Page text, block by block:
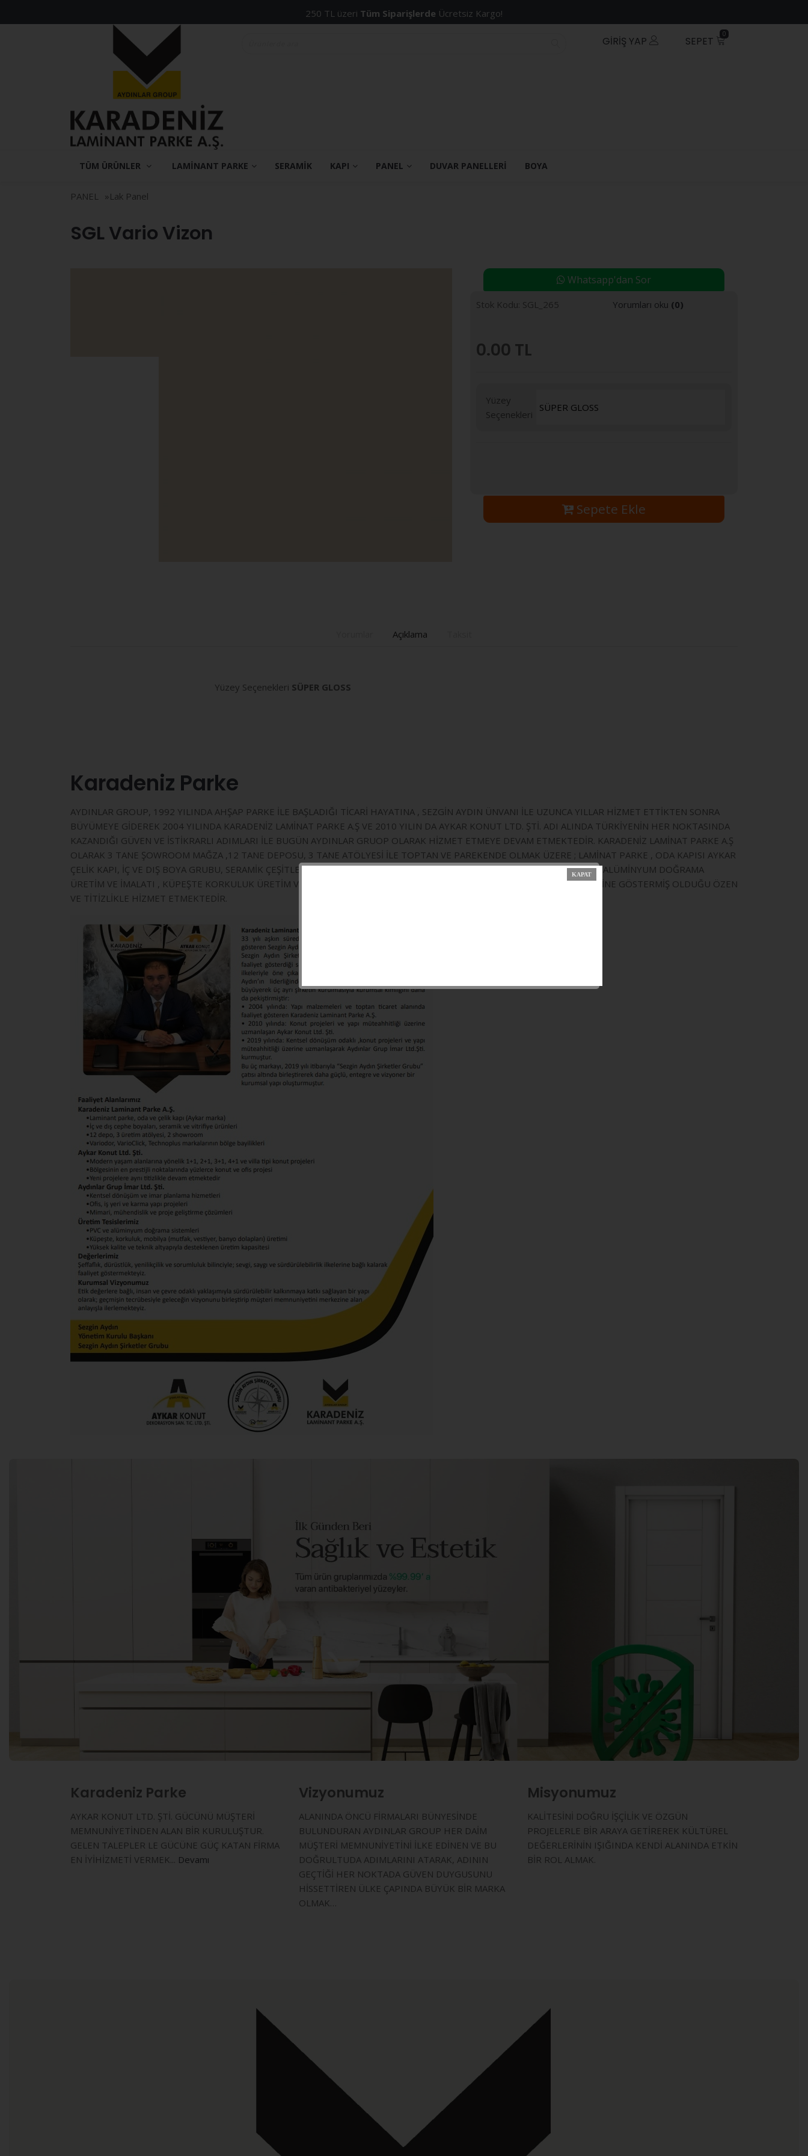
250 TL üzeri Tüm Siparişlerde Ücretsiz Kargo!
GIRIŞ YAP SEPET
0
TÜM ÜRÜNLER LAMİNANT PARKE SERAMİK KAPI PANEL DUVAR PANELLERİ BOYA
PANEL » Lak Panel
SGL Vario Vizon
Whatsapp'dan Sor
Stok Kodu: SGL_265 Yorumları oku (0)
0.00 TL
Yüzey
Seçenekleri
SÜPER GLOSS
Sepete Ekle
Açıklama
Yüzey Seçenekleri SÜPER GLOSS
Karadeniz Parke
AYDINLAR GROUP, 1992 YILINDA AHŞAP PARKE İLE BAŞLADIĞI TİCARİ HAYATINA , SEZGİN AYDIN ÜNVANI İLE UZUNCA YILLAR HİZMET ETTİKTEN SONRA
BÜYÜMEYE GİDEREK 2004 YILINDA KARADENİZ LAMİNAT PARKE A.Ş VE 2010 YILIN DA AYKAR KONUT LTD. ŞTİ. ADI ALINDA TÜRKİYENİN HER NOKTASINDA
KAZANDIĞI GÜVEN VE İSTİKRARLI ADIMLARI İLE BUGÜN AYDINLAR GRUOP OLARAK HİZMET ETMEYE DEVAM ETMEKTEDİR. KARADENİZ LAMİNAT PARKE A.Ş
OLARAK 3 TANE ŞOWROOM MAĞZA ,12 TANE DEPOSU, 3 TANE ATÖLYESİ İLE TOPTAN VE PAREKENDE OLMAK ÜZERE ; LAMİNAT PARKE , ODA KAPISI AYKAR
ÇELİK KAPI, İÇ VE DIŞ BOYA GRUBU, SERAMİK ÇEŞİTLERİ, PVC DOĞRAMA ÜRETİM VE İMALATI, MOBİLYA ÜRETİM VE İMALATI , ALÜMİNYUM DOĞRAMA
ÜRETİM VE İMALATI , KÜPEŞTE KORKULUK ÜRETİM VE İMALATI, VİTRİFİYE VE BİRÇOK İŞ KALEMİNDE MÜŞTERİ MEMNUNİYETİNE GÖSTERMİŞ OLDUĞU ÖZEN
VE TİTİZLİKLE HİZMET ETMEKTEDİR.
Karadeniz Parke
AYKAR KONUT LTD. ŞTİ. GÜCÜNÜ MÜŞTERİ
MEMNUNİYETİNDEN ALAN BİR KURULUŞTUR.
GELEN TALEPLER LE GÜCÜNE GÜÇ KATAN FİRMA
EN İYİHİZMETİ VERMEK... Devamı
Vizyonumuz
ALANINDA ÖNCÜ FİRMALARI BÜNYESİNDE
BULUNDURAN AYDINLAR GROUP HER DAİM
MÜŞTERİ MEMNUNİYETİNİ İLKE EDİNEN VE BU
DOĞRULTUDA ADIMLARINI ATARAK, ADININ
GEÇTİĞİ HER NOKTADA GÜVEN DUYGUSUNU
HİSSETTİREN ÜLKE ÇAPINDA BÜYÜK BİR MARKA
OLMAK…
Misyonumuz
KALİTESİNİ DOĞRU İŞÇİLİK VE ÖZGÜN
PROJELERLE BİR ARAYA GETİREREK KÜLTÜREL
DEĞERLERİNİN IŞIĞINDA KENDİ ALANINDA ETKİN
BİR ROL ALMAK.